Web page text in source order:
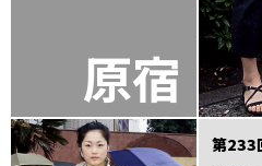
原宿
第233